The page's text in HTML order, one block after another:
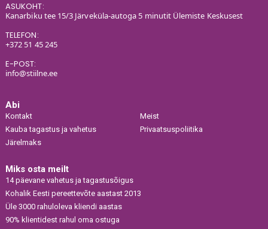
ASUKOHT:
Kanarbiku tee 15/3 Järveküla-autoga 5 minutit Ülemiste Keskusest
TELEFON:
+372 51 45 245
E-POST:
info@stiilne.ee
Abi
Kontakt
Kauba tagastus ja vahetus
Järelmaks
Meist
Privaatsuspoliitika
Miks osta meilt
14 päevane vahetus ja tagastusõigus
Kohalik Eesti pereettevõte aastast 2013
Üle 3000 rahuloleva kliendi aastas
90% klientidest rahul oma ostuga